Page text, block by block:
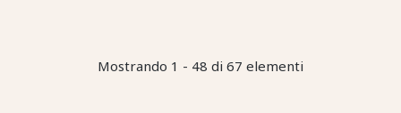
Mostrando 1 - 48 di 67 elementi